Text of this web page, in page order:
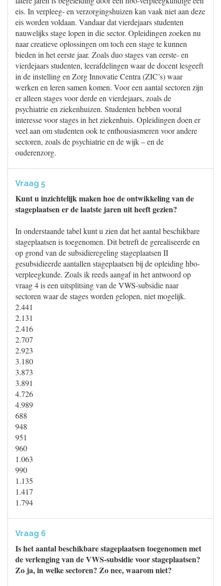
eis. In verpleeg- en verzorgingshuizen kan vaak niet aan deze
eis worden voldaan. Vandaar dat vierdejaars studenten
nauwelijks stage lopen in die sector. Opleidingen zoeken nu
naar creatieve oplossingen om toch een stage te kunnen
bieden in het eerste jaar. Zoals duo stages van eerste- en
vierdejaars studenten, leerafdelingen waar de docent lesgeeft
in de instelling en Zorg Innovatie Centra (ZIC’s) waar
werken en leren samen komen. Voor een aantal sectoren zijn
er alleen stages voor derde en vierdejaars, zoals de
psychiatrie en ziekenhuizen. Studenten hebben vooral
interesse voor stages in het ziekenhuis. Opleidingen doen er
veel aan om studenten ook te enthousiasmeren voor andere
sectoren, zoals de psychiatrie en de wijk – en de
ouderenzorg.
Vraag 5
Kunt u inzichtelijk maken hoe de ontwikkeling van de
stageplaatsen er de laatste jaren uit heeft gezien?
In onderstaande tabel kunt u zien dat het aantal beschikbare
stageplaatsen is toegenomen. Dit betreft de gerealiseerde en
op grond van de subsidieregeling stageplaatsen II
gesubsidieerde aantallen stageplaatsen bij de opleiding hbo-
verpleegkunde. Zoals ik reeds aangaf in het antwoord op
vraag 4 is een uitsplitsing van de VWS-subsidie naar
sectoren waar de stages worden gelopen, niet mogelijk.
2.441
2.131
2.416
2.707
2.923
3.180
3.873
3.891
4.726
4.989
688
948
951
960
1.063
990
1.135
1.417
1.794
Vraag 6
Is het aantal beschikbare stageplaatsen toegenomen met
de verlenging van de VWS-subsidie voor stageplaatsen?
Zo ja, in welke sectoren? Zo nee, waarom niet?